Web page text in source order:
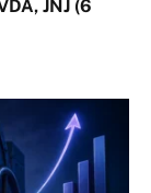
JNJ (6